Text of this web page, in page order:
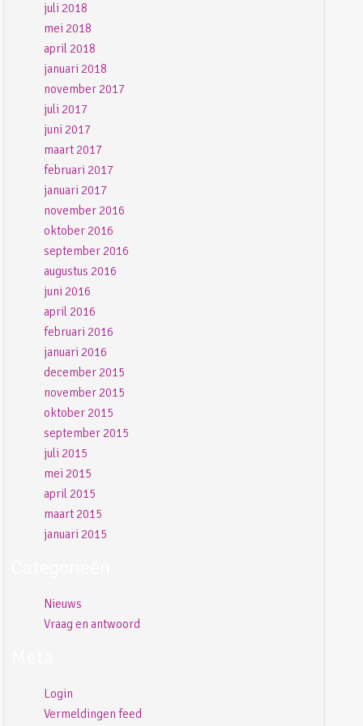
juli 2018
mei 2018
april 2018
januari 2018
november 2017
juli 2017
juni 2017
maart 2017
februari 2017
januari 2017
november 2016
oktober 2016
september 2016
augustus 2016
juni 2016
april 2016
februari 2016
januari 2016
december 2015
november 2015
oktober 2015
september 2015
juli 2015
mei 2015
april 2015
maart 2015
januari 2015
Nieuws
Vraag en antwoord
Login
Vermeldingen feed